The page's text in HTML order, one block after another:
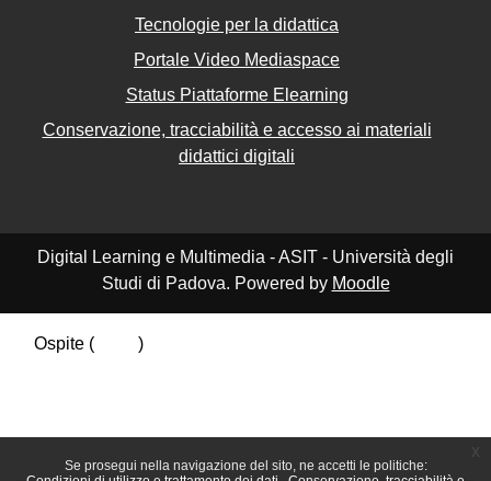
Se prosegui nella navigazione del sito, ne accetti le politiche:
Tecnologie per la didattica
Portale Video Mediaspace
Status Piattaforme Elearning
Conservazione, tracciabilità e accesso ai materiali
didattici digitali
Digital Learning e Multimedia - ASIT - Università degli
Studi di Padova. Powered by Moodle
Ospite (
)